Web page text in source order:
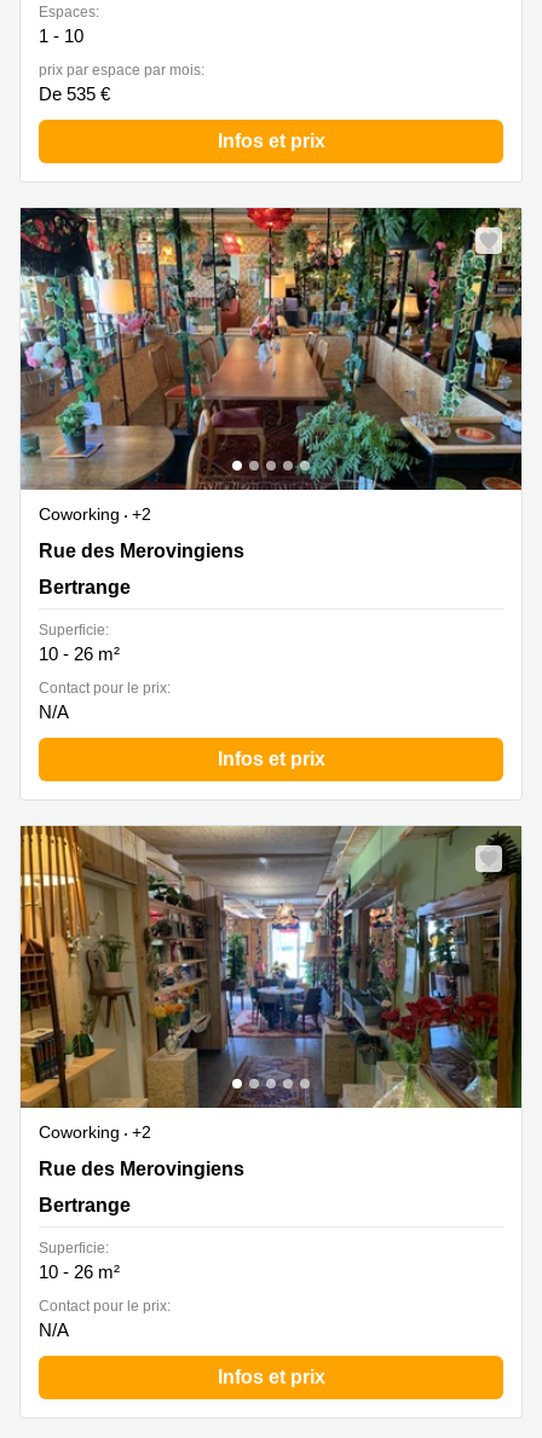
Espaces:
1 - 10
prix par espace par mois:
De 535 €
Infos et prix
Coworking
+2
10A Rue des Mérovingiens, Bertrange
Rue des Merovingiens
Bertrange
Superficie:
10 - 26 m²
Contact pour le prix:
N/A
Infos et prix
Coworking
+2
10A Rue des Mérovingiens, Bertrange
Rue des Merovingiens
Bertrange
Superficie:
10 - 26 m²
Contact pour le prix:
N/A
Infos et prix